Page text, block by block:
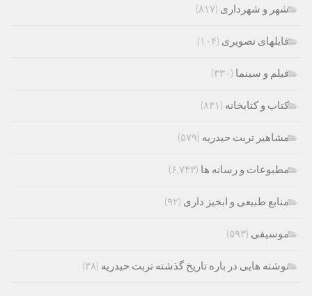
شهر و شهرداری (۸۱۷)
فایلهای تصویری (۱۰۴)
فیلم و سینما (۳۳۰)
کتاب و کتابخانه (۸۳۱)
مشاهیر تربت حیدریه (۵۷۹)
مطبوعات و رسانه ها (۶,۷۴۳)
منابع طبیعی و ابخیز داری (۹۲)
موسیقی (۵۹۳)
نوشته هایی در باره تاریخ گذشته تربت حیدریه (۳۸)